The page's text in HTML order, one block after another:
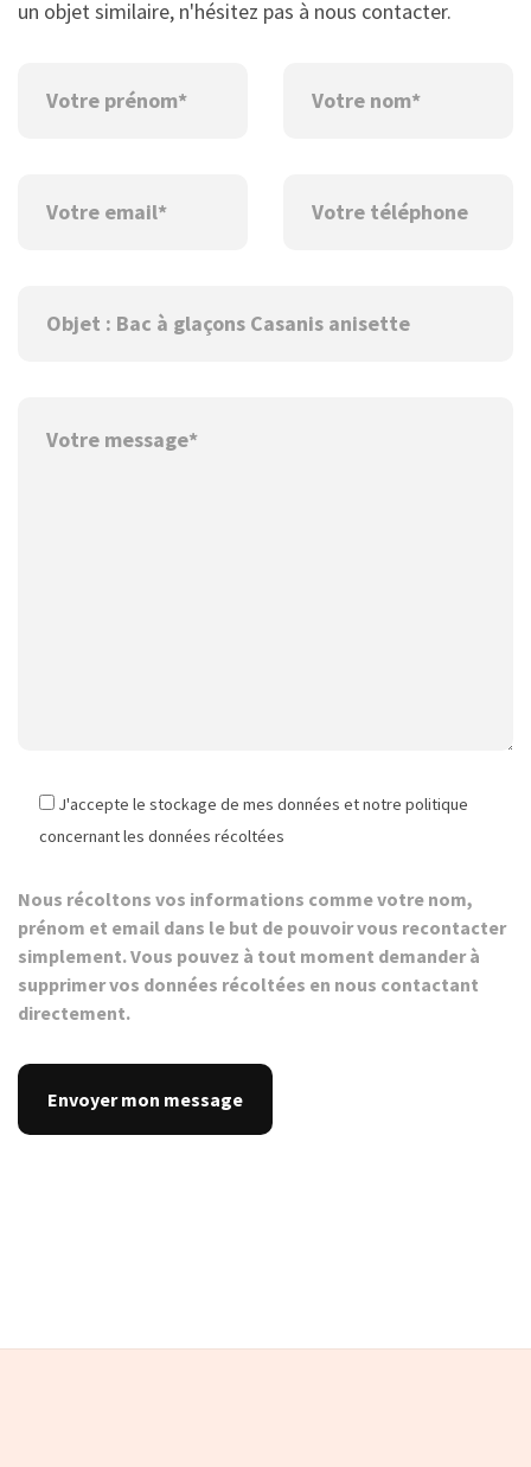
un objet similaire, n'hésitez pas à nous contacter.
J'accepte le stockage de mes données et notre politique
concernant les données récoltées
Nous récoltons vos informations comme votre nom,
prénom et email dans le but de pouvoir vous recontacter
simplement. Vous pouvez à tout moment demander à
supprimer vos données récoltées en nous contactant
directement.